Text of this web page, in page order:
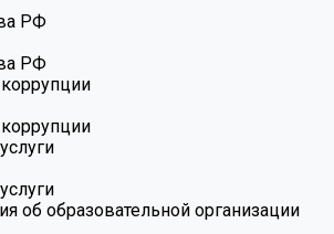
РФ
РФ
об образовательной организации